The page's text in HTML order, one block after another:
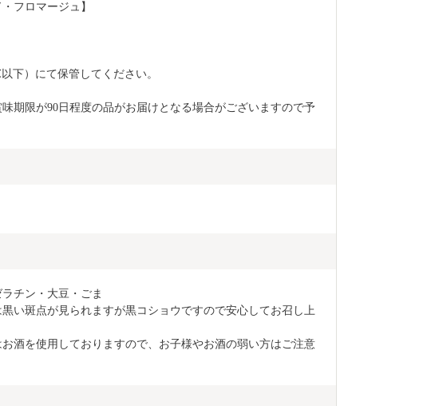
フロマージュ】
下）にて保管してください。
期限が90日程度の品がお届けとなる場合がございますので予
チン・大豆・ごま
い斑点が見られますが黒コショウですので安心してお召し上
酒を使用しておりますので、お子様やお酒の弱い方はご注意